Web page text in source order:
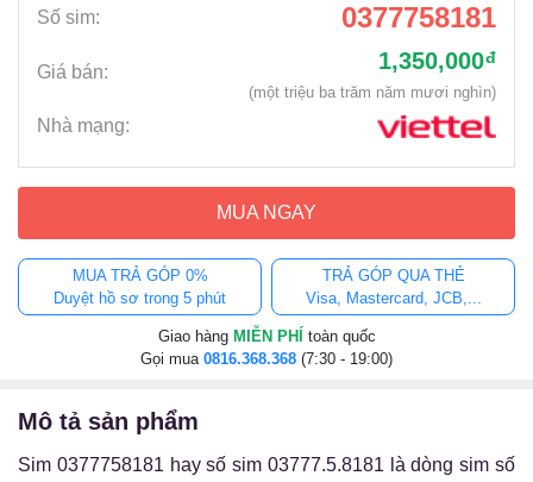
Số sim: 0377758181
Giá bán: 1,350,000đ
(một triệu ba trăm năm mươi nghìn)
Nhà mạng:
MUA NGAY
MUA TRẢ GÓP 0%
Duyệt hồ sơ trong 5 phút
TRẢ GÓP QUA THẺ
Visa, Mastercard, JCB,...
Giao hàng MIỄN PHÍ toàn quốc
Gọi mua 0816.368.368 (7:30 - 19:00)
mô tả sản phẩm
Sim 0377758181 hay số sim 03777.5.8181 là dòng sim số